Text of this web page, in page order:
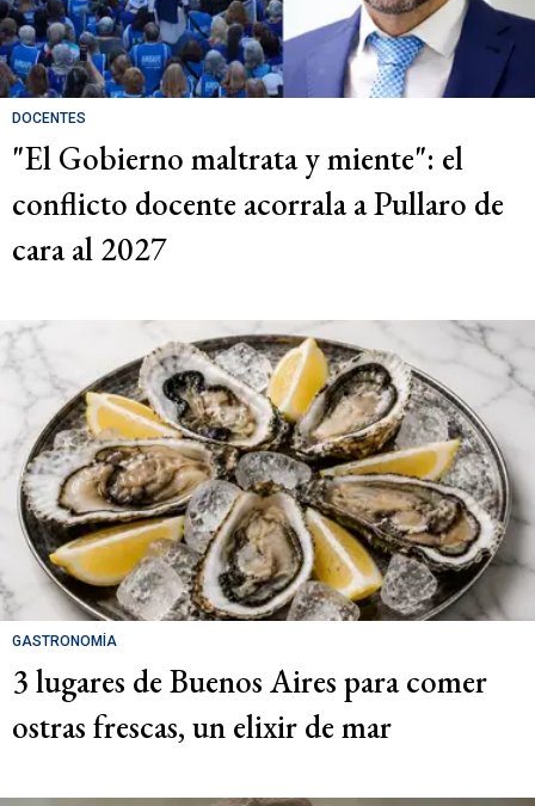
DOCENTES
"El Gobierno maltrata y miente": el
conflicto docente acorrala a Pullaro de
cara al 2027
GASTRONOMÍA
3 lugares de Buenos Aires para comer
ostras frescas, un elixir de mar